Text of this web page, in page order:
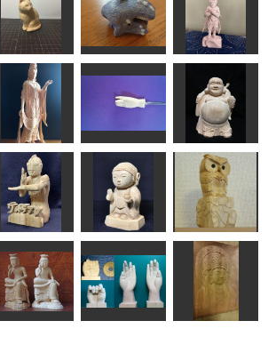
仏頭 持国天
＆仁王
ta-chann
70％小面
msuganuma
不動明王坐像
エヌ
座った猫
波間 ハチ
真達羅大将
みっちゃん
明星観音菩薩
エヌ
開き手(ペンダ
ント）
hamachi92
七福神布袋様
しんちゃん
ウルトラマン
俊造
小さな薬師如
来
俊造
フクロウくん
矢野っち